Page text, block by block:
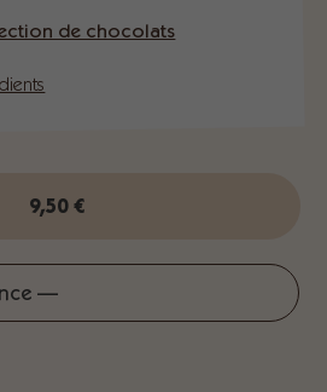
de chocolats
9,50 €